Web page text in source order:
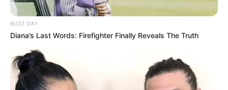
BUZZ DAY
Diana’s Last Words: Firefighter Finally Reveals The Truth